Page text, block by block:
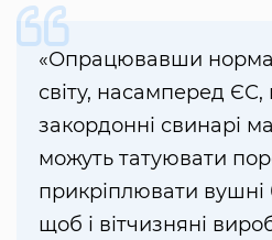
«Опрацювавши
світу, насамперед
закордонні свинарі
можуть татуювати
прикріплювати
щоб і вітчизняні